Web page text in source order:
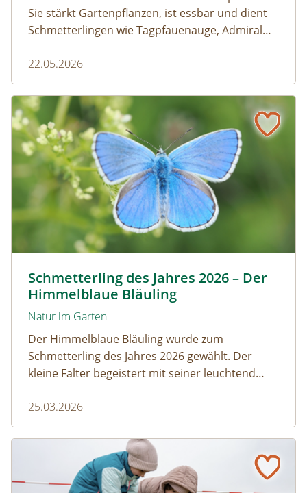
Sie stärkt Gartenpflanzen, ist essbar und dient
Schmetterlingen wie Tagpfauenauge, Admiral
Wer sie im Garten stehen lässt, fördert die
Artenvielfalt.
22.05.2026
Schmetterling des Jahres 2026 – Der
Himmelblaue Bläuling
Natur im Garten
Der Himmelblaue Bläuling wurde zum
Schmetterling des Jahres 2026 gewählt. Der
kleine Falter begeistert mit seiner leuchtend
Zusammenspiel mit Ameisen.
25.03.2026
Schmetterling des Jahres 2026 – Der Himmelblaue
Gumpoldskirchen: Ein Klassenzimmer unter